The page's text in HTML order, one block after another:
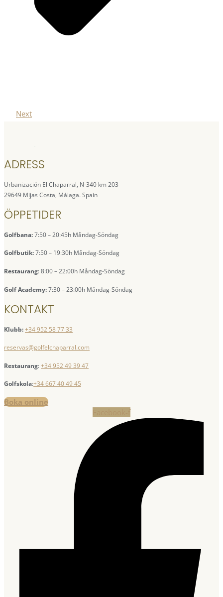
Next
ADRESS
Urbanización El Chaparral, N-340 km 203
29649 Mijas Costa, Málaga. Spain
ÖPPETIDER
Golfbana:7:50 – 20:45h Måndag-Söndag
Golfbutik:7:50 – 19:30h Måndag-Söndag
Restaurang: 8:00 – 22:00h Måndag-Söndag
Golf Academy:7:30 – 23:00h Måndag-Söndag
KONTAKT
Klubb:+34 952 58 77 33
reservas@golfelchaparral.com
Restaurang:+34 952 49 39 47
Golfskola:+34 667 40 49 45
Boka online